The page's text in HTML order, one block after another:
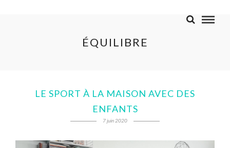
ÉQUILIBRE
LE SPORT À LA MAISON AVEC DES
ENFANTS
7 juin 2020